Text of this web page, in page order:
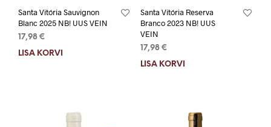
Santa Vitória Sauvignon
Blanc 2025 NB! UUS VEIN
17,98 €
LISA KORVI
Santa Vitória Reserva
Branco 2023 NB! UUS
VEIN
17,98 €
LISA KORVI